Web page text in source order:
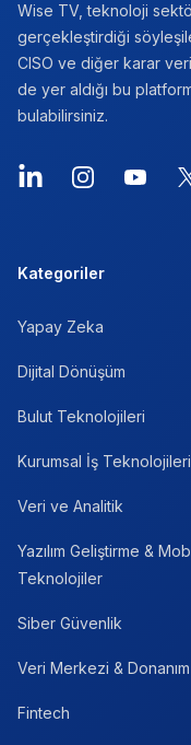
Wise TV, teknoloji
gerçekleştirdiği
CISO ve diğer karar
de yer aldığı bu
bulabilirsiniz.
Kategoriler
Yapay Zeka
Dijital Dönüşüm
Bulut Teknolojileri
Kurumsal İş Teknolojileri
Veri ve Analitik
Yazılım Geliştirme &
Teknolojiler
Siber Güvenlik
Veri Merkezi & Donanım
Fintech